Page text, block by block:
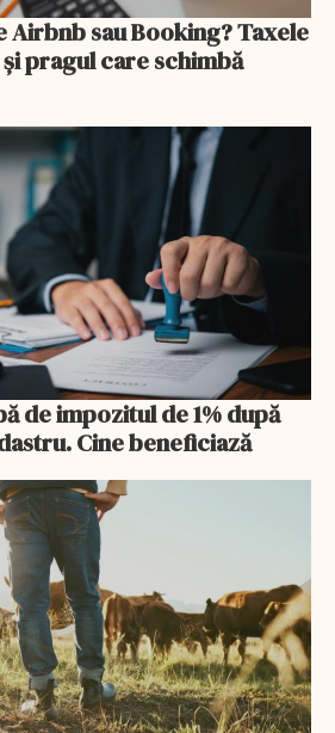
Airbnb sau Booking? Taxele
pragul care schimbă
de impozitul de 1% după
Cine beneficiază